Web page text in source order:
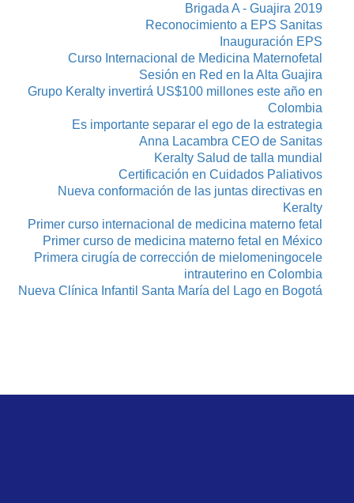
Brigada A - Guajira 2019
Reconocimiento a EPS Sanitas
Inauguración EPS
Curso Internacional de Medicina Maternofetal
Sesión en Red en la Alta Guajira
Grupo Keralty invertirá US$100 millones este año en
Colombia
Es importante separar el ego de la estrategia
Anna Lacambra CEO de Sanitas
Keralty Salud de talla mundial
Certificación en Cuidados Paliativos
Nueva conformación de las juntas directivas en
Keralty
Primer curso internacional de medicina materno fetal
Primer curso de medicina materno fetal en México
Primera cirugía de corrección de mielomeningocele
intrauterino en Colombia
Nueva Clínica Infantil Santa María del Lago en Bogotá